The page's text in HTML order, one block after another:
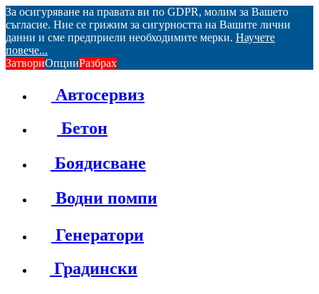
За осигуряване на правата ви по GDPR, молим за Вашето
съгласие. Ние се грижим за сигурността на Вашите лични
данни и сме предприели необходимите мерки. Научете
повече...
ЗатвориОпцииРазбрах
Автосервиз
Бетон
Боядисване
Водни помпи
Генератори
Градински